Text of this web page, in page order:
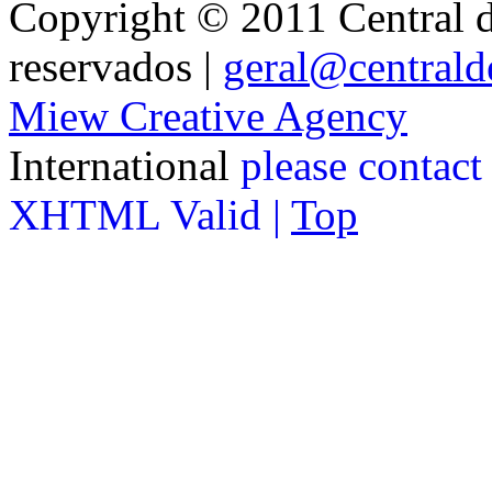
Copyright © 2011 Central
reservados |
Miew Creative Agency
International please
XHTML Valid | Top